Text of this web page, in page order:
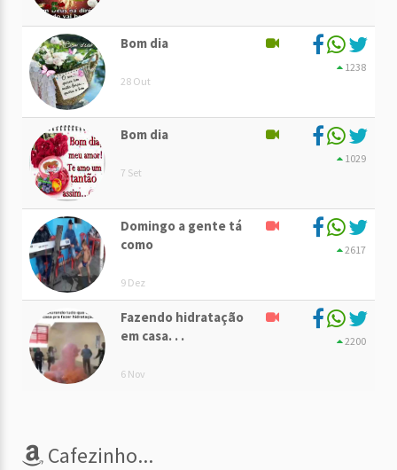
Bom dia
28 Out
1238
Bom dia
7 Set
1029
Domingo a gente tá
como
9 Dez
2617
Fazendo hidratação
em casa. . .
6 Nov
2200
Cafezinho...